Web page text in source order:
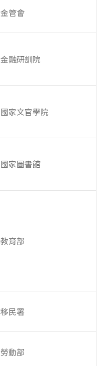
金管會
金融研訓院
國家文官學院
國家圖書館
教育部
移民署
勞動部